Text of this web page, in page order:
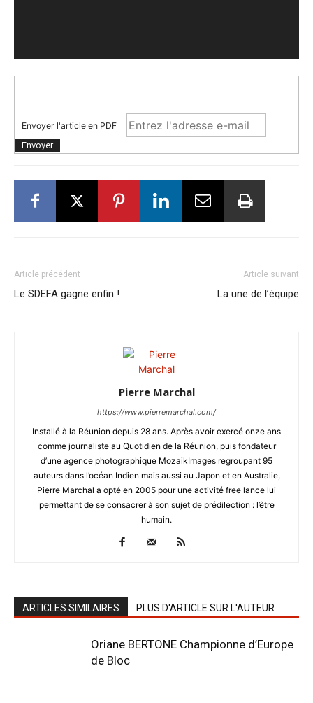
Envoyer l'article en PDF
Article précédent
Le SDEFA gagne enfin !
Article suivant
La une de l’équipe
Pierre Marchal
https://www.pierremarchal.com/
Installé à la Réunion depuis 28 ans. Après avoir exercé onze ans
comme journaliste au Quotidien de la Réunion, puis fondateur
d’une agence photographique MozaikImages regroupant 95
auteurs dans l’océan Indien mais aussi au Japon et en Australie,
Pierre Marchal a opté en 2005 pour une activité free lance lui
permettant de se consacrer à son sujet de prédilection : l’être
humain.
ARTICLES SIMILAIRES PLUS D'ARTICLE SUR L'AUTEUR
Oriane BERTONE Championne d’Europe
de Bloc